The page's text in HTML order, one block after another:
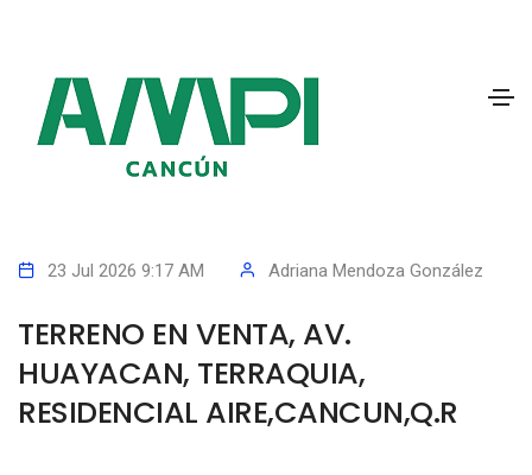
23 Jul 2026 9:17 AM Adriana Mendoza González
TERRENO EN VENTA, AV.
HUAYACAN, TERRAQUIA,
RESIDENCIAL AIRE,CANCUN,Q.R